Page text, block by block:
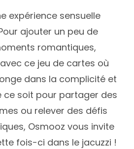
expérience sensuelle
ajouter un peu de
romantiques,
ce jeu de cartes où
dans la complicité et
ce soit pour partager des
ou relever des défis
Osmooz vous invite
fois-ci dans le jacuzzi !